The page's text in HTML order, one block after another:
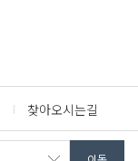
찾아오시는길